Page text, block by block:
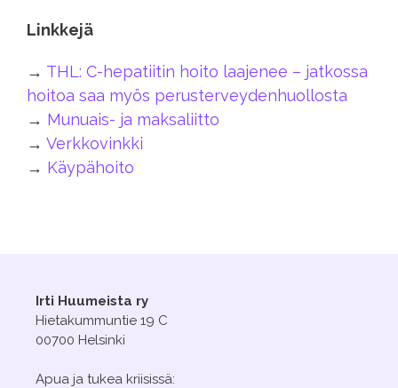
Linkkejä
→ THL: C-hepatiitin hoito laajenee – jatkossa
hoitoa saa myös perusterveydenhuollosta
→ Munuais- ja maksaliitto
→ Verkkovinkki
→ Käypähoito
Irti Huumeista ry
Hietakummuntie 19 C
00700 Helsinki
Apua ja tukea kriisissä: